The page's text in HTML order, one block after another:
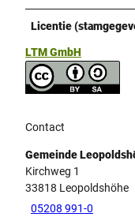
Licentie
LTM GmbH
Contact
Gemeinde
Kirchweg 1
33818 Leopoldshöhe
05208 991-0